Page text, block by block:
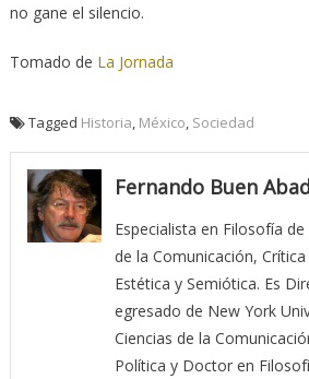
no gane el silencio.
Tomado de La Jornada
Tagged Historia México Sociedad
Fernando Buen
Especialista en Filosofía
de la Comunicación,
Estética y Semiótica. Es
egresado de New York
Ciencias de la
Política y Doctor en